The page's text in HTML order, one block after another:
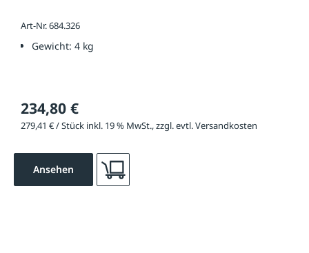
Art-Nr. 684.326
Gewicht: 4 kg
234,80 €
279,41 € / Stück inkl. 19 % MwSt., zzgl. evtl. Versandkosten
Ansehen